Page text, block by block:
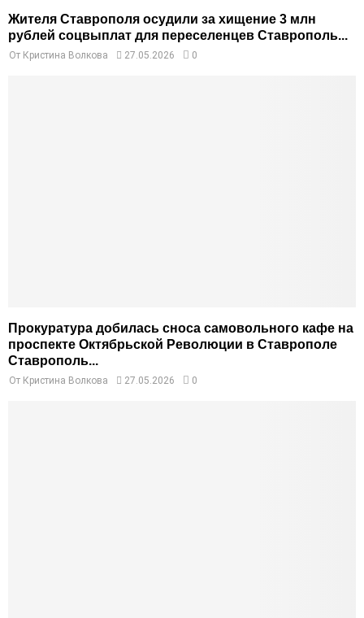
Жителя Ставрополя осудили за хищение 3 млн
рублей соцвыплат для переселенцев Ставрополь...
От Кристина Волкова 27.05.2026 0
Прокуратура добилась сноса самовольного кафе на
проспекте Октябрьской Революции в Ставрополе
Ставрополь...
От Кристина Волкова 27.05.2026 0